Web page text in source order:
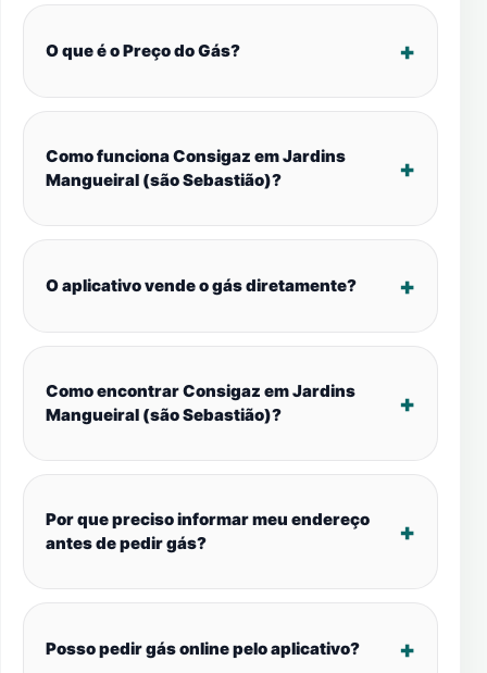
O que é o Preço do Gás?
Como funciona Consigaz em Jardins
Mangueiral (são Sebastião)?
O aplicativo vende o gás diretamente?
Como encontrar Consigaz em Jardins
Mangueiral (são Sebastião)?
Por que preciso informar meu endereço
antes de pedir gás?
Posso pedir gás online pelo aplicativo?